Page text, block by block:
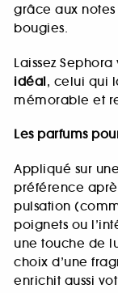
grâce aux
bougies.
Laissez
idéal, celui qui
mémorable et
Les parfums
Appliqué sur
préférence
pulsation
poignets ou
une touche de
choix d’une
enrichit aussi